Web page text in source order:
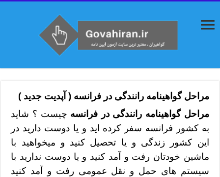
مراحل گواهینامه رانندگی در فرانسه ( آپدیت جدید )
مراحل گواهینامه رانندگی در فرانسه چیست ؟ شاید
به کشور فرانسه سفر کرده اید و یا دوست دارید در
این کشور زندگی و یا تحصیل کنید و میخواهید با
ماشین خودتان رفت و آمد کنید و یا دوست ندارید با
سیستم های حمل و نقل عمومی رفت و آمد کنید